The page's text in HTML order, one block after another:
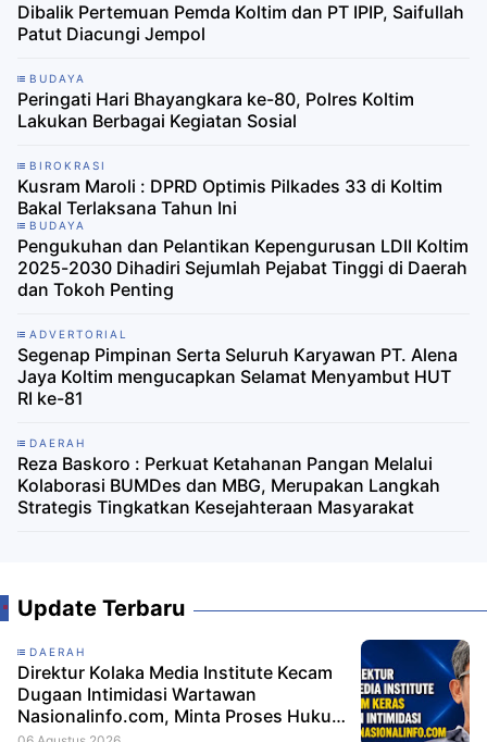
Dibalik Pertemuan Pemda Koltim dan PT IPIP, Saifullah
Patut Diacungi Jempol
BUDAYA
Peringati Hari Bhayangkara ke-80, Polres Koltim
Lakukan Berbagai Kegiatan Sosial
BIROKRASI
Kusram Maroli : DPRD Optimis Pilkades 33 di Koltim
Bakal Terlaksana Tahun Ini
BUDAYA
Pengukuhan dan Pelantikan Kepengurusan LDII Koltim
2025-2030 Dihadiri Sejumlah Pejabat Tinggi di Daerah
dan Tokoh Penting
ADVERTORIAL
Segenap Pimpinan Serta Seluruh Karyawan PT. Alena
Jaya Koltim mengucapkan Selamat Menyambut HUT
RI ke-81
DAERAH
Reza Baskoro : Perkuat Ketahanan Pangan Melalui
Kolaborasi BUMDes dan MBG, Merupakan Langkah
Strategis Tingkatkan Kesejahteraan Masyarakat
Update Terbaru
DAERAH
Direktur Kolaka Media Institute Kecam
Dugaan Intimidasi Wartawan
Nasionalinfo.com, Minta Proses Hukum